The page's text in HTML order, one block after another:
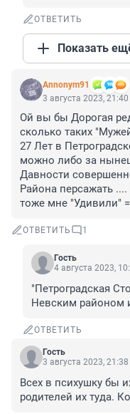
ОТВЕТИТЬ
Показать
Annonym91
3 августа 2023, 21:40
Ой вы бы Дорогая
сколько таких
27 Лет в
можно либо за
Давности
Района персажать ....
тоже мне "Удивили"
ОТВЕТИТЬ 1
Гость
4 августа 2023,
"Петроградская
Невским районом
ОТВЕТИТЬ
Гость
3 августа 2023, 21:38
Всех в психушку бы
родителей их туда.